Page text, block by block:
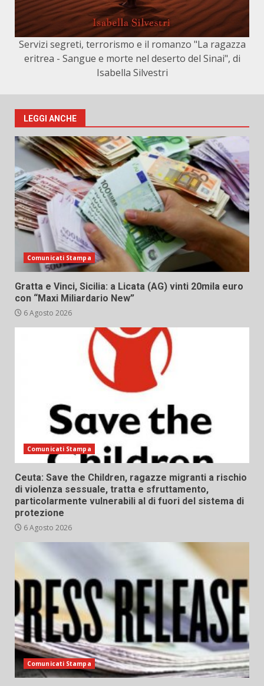
Servizi segreti, terrorismo e il romanzo "La ragazza
eritrea - Sangue e morte nel deserto del Sinai", di
Isabella Silvestri
LEGGI ANCHE
Comunicati Stampa
Gratta e Vinci, Sicilia: a Licata (AG) vinti 20mila euro
con “Maxi Miliardario New”
6 Agosto 2026
Comunicati Stampa
Ceuta: Save the Children, ragazze migranti a rischio
di violenza sessuale, tratta e sfruttamento,
particolarmente vulnerabili al di fuori del sistema di
protezione
6 Agosto 2026
Comunicati Stampa